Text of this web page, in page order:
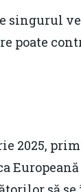
singurul
poate
2025,
Europeană